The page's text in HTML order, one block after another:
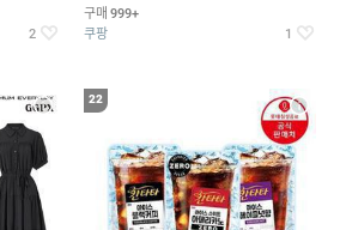
2
구매 999+
쿠팡 1
22